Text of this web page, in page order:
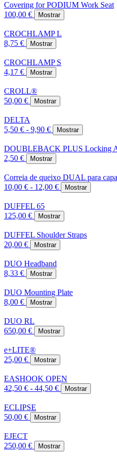
Covering for PODIUM Work Seat
100,00 €
Mostrar
CROCHLAMP L
8,75 €
Mostrar
CROCHLAMP S
4,17 €
Mostrar
CROLL®
50,00 €
Mostrar
DELTA
5,50 € - 9,90 €
Mostrar
DOUBLEBACK PLUS Locking
2,50 €
Mostrar
Correia de queixo DUAL para
10,00 € - 12,00 €
Mostrar
DUFFEL 65
125,00 €
Mostrar
DUFFEL Shoulder Straps
20,00 €
Mostrar
DUO Headband
8,33 €
Mostrar
DUO Mounting Plate
8,00 €
Mostrar
DUO RL
650,00 €
Mostrar
e+LITE®
25,00 €
Mostrar
EASHOOK OPEN
42,50 € - 44,50 €
Mostrar
ECLIPSE
50,00 €
Mostrar
EJECT
250,00 €
Mostrar